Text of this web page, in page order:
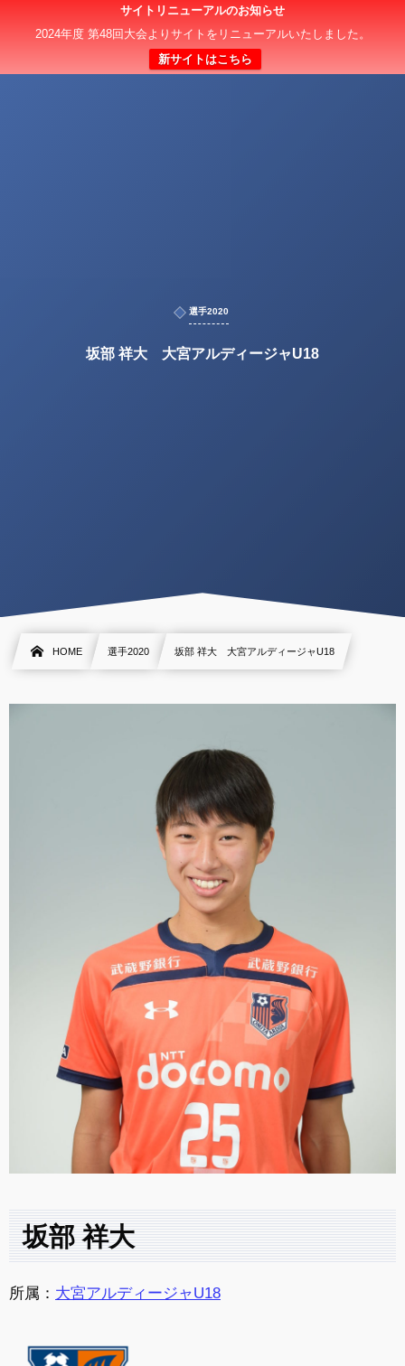
サイトリニューアルのお知らせ
2024年度 第48回大会よりサイトをリニューアルいたしました。
新サイトはこちら
選手2020
坂部 祥大 大宮アルディージャU18
HOME 選手2020 坂部 祥大 大宮アルディージャU18
坂部 祥大
所属： 大宮アルディージャU18